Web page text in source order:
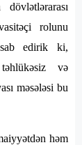
rolunu
edirik ki,
təhlükəsiz və
məsələsi bu
həm